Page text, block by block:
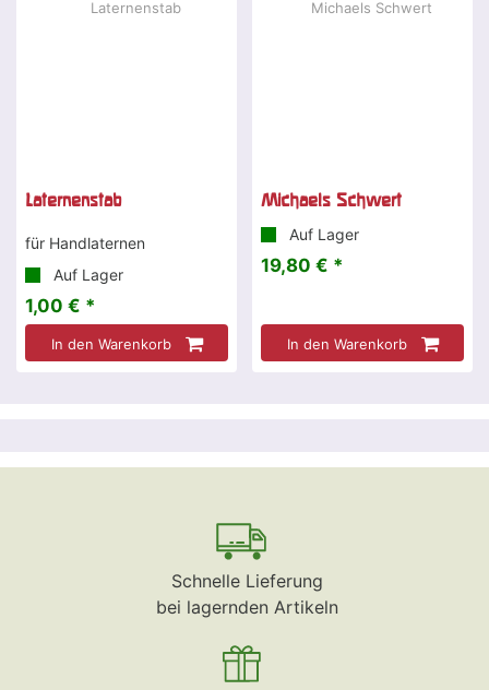
Laternenstab
für Handlaternen
Auf Lager
1,00 € *
In den Warenkorb
Michaels Schwert
Auf Lager
19,80 € *
In den Warenkorb
Schnelle Lieferung
bei lagernden Artikeln